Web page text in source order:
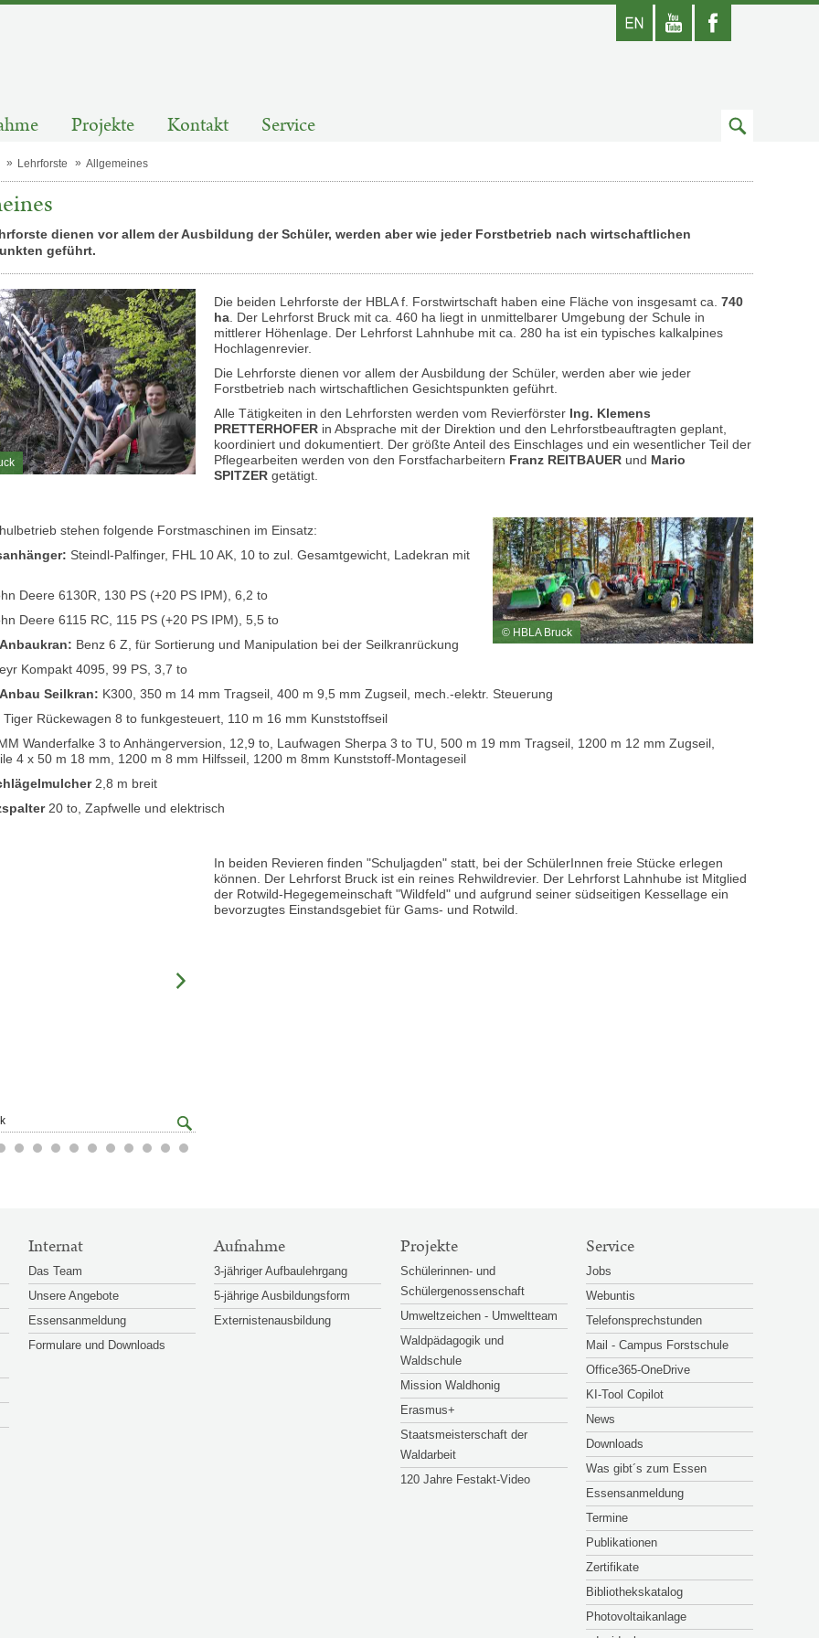
Youtube Facebook
Projekte Kontakt Service
Zum
Lehrforste Allgemeines
dienen vor allem der Ausbildung der Schüler, werden aber wie jeder Forstbetrieb nach wirtschaftlichen
geführt.
Die beiden Lehrforste der HBLA f. Forstwirtschaft haben eine Fläche von insgesamt ca.740
ha . Der Lehrforst Bruck mit ca. 460 ha liegt in unmittelbarer Umgebung der Schule in
mittlerer Höhenlage. Der Lehrforst Lahnhube mit ca. 280 ha ist ein typisches kalkalpines
Hochlagenrevier.
Die Lehrforste dienen vor allem der Ausbildung der Schüler, werden aber wie jeder
Forstbetrieb nach wirtschaftlichen Gesichtspunkten geführt.
Alle Tätigkeiten in den Lehrforsten werden vom Revierförster Ing. Klemens
PRETTERHOFER in Absprache mit der Direktion und den Lehrforstbeauftragten geplant,
koordiniert und dokumentiert. Der größte Anteil des Einschlages und ein wesentlicher Teil der
Pflegearbeiten werden von den Forstfacharbeitern Franz REITBAUER und Mario
SPITZER getätigt.
© HBLA Bruck
stehen folgende Forstmaschinen im Einsatz:
Steindl-Palfinger, FHL 10 AK, 10 to zul. Gesamtgewicht, Ladekran mit
Deere 6130R, 130 PS (+20 PS IPM), 6,2 to
Deere 6115 RC, 115 PS (+20 PS IPM), 5,5 to
Benz 6 Z, für Sortierung und Manipulation bei der Seilkranrückung
Kompakt 4095, 99 PS, 3,7 to
Seilkran: K300, 350 m 14 mm Tragseil, 400 m 9,5 mm Zugseil, mech.-elektr. Steuerung
Tiger Rückewagen 8 to funkgesteuert, 110 m 16 mm Kunststoffseil
Wanderfalke 3 to Anhängerversion, 12,9 to, Laufwagen Sherpa 3 to TU, 500 m 19 mm Tragseil, 1200 m 12 mm Zugseil,
4 x 50 m 18 mm, 1200 m 8 mm Hilfsseil, 1200 m 8mm Kunststoff-Montageseil
2,8 m breit
20 to, Zapfwelle und elektrisch
Großansicht
öffnen
In beiden Revieren finden "Schuljagden" statt, bei der SchülerInnen freie Stücke erlegen
können. Der Lehrforst Bruck ist ein reines Rehwildrevier. Der Lehrforst Lahnhube ist Mitglied
der Rotwild-Hegegemeinschaft "Wildfeld" und aufgrund seiner südseitigen Kessellage ein
bevorzugtes Einstandsgebiet für Gams- und Rotwild.
Internat
Das Team
Unsere Angebote
Essensanmeldung
Formulare und Downloads
Aufnahme
3-jähriger Aufbaulehrgang
5-jährige Ausbildungsform
Externistenausbildung
Projekte
Schülerinnen- und
Schülergenossenschaft
Umweltzeichen - Umweltteam
Waldpädagogik und
Waldschule
Mission Waldhonig
Erasmus+
Staatsmeisterschaft der
Waldarbeit
120 Jahre Festakt-Video
Service
Jobs
Webuntis
Telefonsprechstunden
Mail - Campus Forstschule
Office365-OneDrive
KI-Tool Copilot
News
Downloads
Was gibt´s zum Essen
Essensanmeldung
Termine
Publikationen
Zertifikate
Bibliothekskatalog
Photovoltaikanlage